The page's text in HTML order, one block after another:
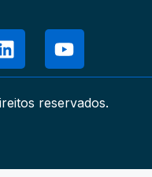
reservados.